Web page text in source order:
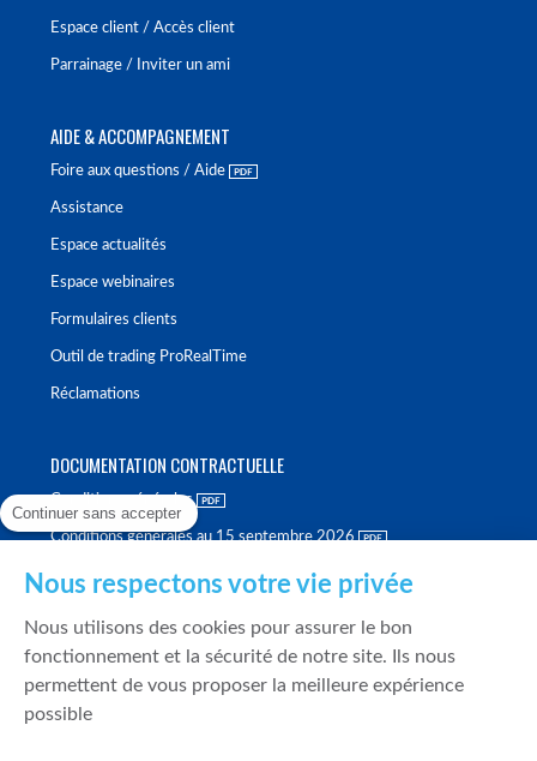
Espace client / Accès client
Parrainage / Inviter un ami
AIDE & ACCOMPAGNEMENT
Foire aux questions / Aide
Assistance
Espace actualités
Espace webinaires
Formulaires clients
Outil de trading ProRealTime
Réclamations
DOCUMENTATION CONTRACTUELLE
Conditions générales
Conditions générales au 15 septembre 2026
Politique de meilleure sélection
Politique de durabilité
Fonds de garantie des dépôts et de résolution
Continuer sans accepter
Nous respectons votre vie privée
Nous utilisons des cookies pour assurer le bon
fonctionnement et la sécurité de notre site. Ils nous
permettent de vous proposer la meilleure expérience
possible